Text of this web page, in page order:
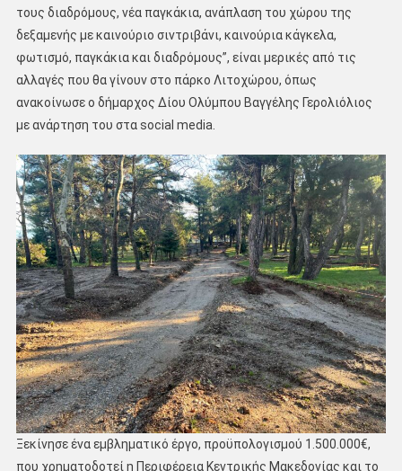
τους διαδρόμους, νέα παγκάκια, ανάπλαση του χώρου της
δεξαμενής με καινούριο σιντριβάνι, καινούρια κάγκελα,
φωτισμό, παγκάκια και διαδρόμους”, είναι μερικές από τις
αλλαγές που θα γίνουν στο πάρκο Λιτοχώρου, όπως
ανακοίνωσε ο δήμαρχος Δίου Ολύμπου Βαγγέλης Γερολιόλιος
με ανάρτηση του στα social media.
Ξεκίνησε ένα εμβληματικό έργο, προϋπολογισμού 1.500.000€,
που χρηματοδοτεί η Περιφέρεια Κεντρικής Μακεδονίας και το